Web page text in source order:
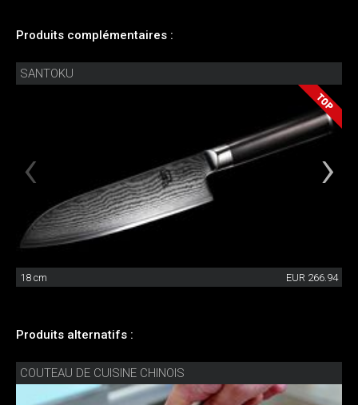
Produits complémentaires :
SANTOKU
18 cm EUR 266.94
Produits alternatifs :
COUTEAU DE CUISINE CHINOIS